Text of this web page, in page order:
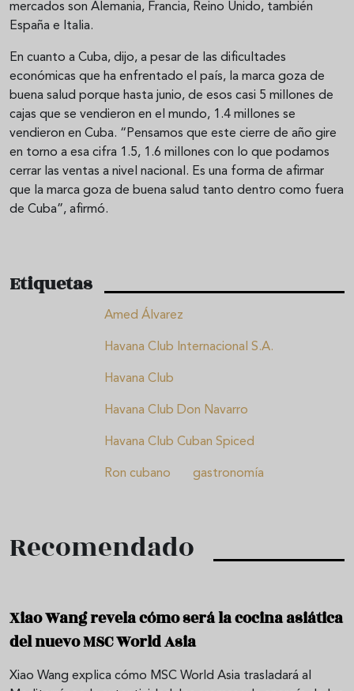
mercados son Alemania, Francia, Reino Unido, también
España e Italia.
En cuanto a Cuba, dijo, a pesar de las dificultades
económicas que ha enfrentado el país, la marca goza de
buena salud porque hasta junio, de esos casi 5 millones de
cajas que se vendieron en el mundo, 1.4 millones se
vendieron en Cuba. “Pensamos que este cierre de año gire
en torno a esa cifra 1.5, 1.6 millones con lo que podamos
cerrar las ventas a nivel nacional. Es una forma de afirmar
que la marca goza de buena salud tanto dentro como fuera
de Cuba”, afirmó.
Etiquetas
Amed Álvarez
Havana Club Internacional S.A.
Havana Club
Havana Club Don Navarro
Havana Club Cuban Spiced
Ron cubano gastronomía
Recomendado
Xiao Wang revela cómo será la cocina asiática
del nuevo MSC World Asia
Xiao Wang explica cómo MSC World Asia trasladará al